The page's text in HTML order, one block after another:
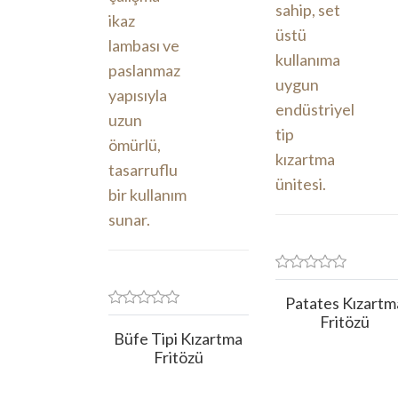
Büfe Tipi Kızartma
Fritözü
Patates
Fritözü